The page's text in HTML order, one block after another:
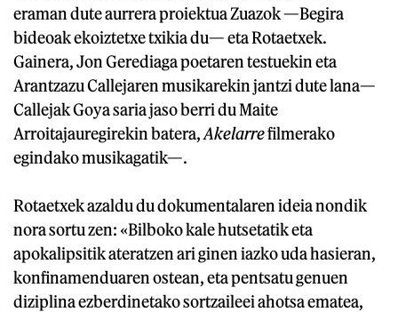
eraman dute aurrera proiektua Zuazok —Begira
bideoak ekoiztetxe txikia du— eta Rotaetxek.
Gainera, Jon Gerediaga poetaren testuekin eta
Arantzazu Callejaren musikarekin jantzi dute lana—
Callejak Goya saria jaso berri du Maite
Arroitajauregirekin batera,Akelarrefilmerako
egindako musikagatik—.
Rotaetxek azaldu du dokumentalaren ideia nondik
nora sortu zen: «Bilboko kale hutsetatik eta
apokalipsitik ateratzen ari ginen iazko uda hasieran,
konfinamenduaren ostean, eta pentsatu genuen
diziplina ezberdinetako sortzaileei ahotsa ematea,